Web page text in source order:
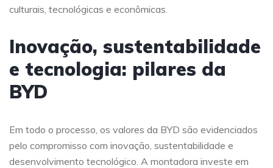
culturais, tecnológicas e econômicas.
Inovação, sustentabilidade
e tecnologia: pilares da
BYD
Em todo o processo, os valores da BYD são evidenciados
pelo compromisso com inovação, sustentabilidade e
desenvolvimento tecnológico. A montadora investe em